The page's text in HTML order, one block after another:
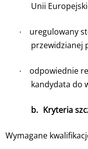
Unii
·
uregulowany
przewidzianej
·
odpowiednie
kandydata do
b. Kryteria
Wymagane